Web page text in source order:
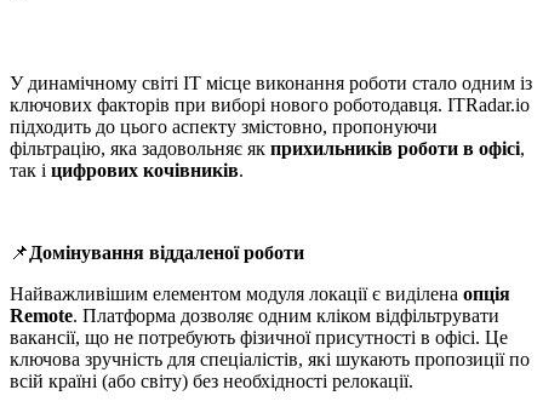
У динамічному світі IT місце виконання роботи стало одним із
ключових факторів при виборі нового роботодавця. ITRadar.io
підходить до цього аспекту змістовно, пропонуючи
фільтрацію, яка задовольняє як прихильників роботи в офісі,
так і цифрових кочівників.
📌 Домінування віддаленої роботи
Найважливішим елементом модуля локації є виділена опція
Remote. Платформа дозволяє одним кліком відфільтрувати
вакансії, що не потребують фізичної присутності в офісі. Це
ключова зручність для спеціалістів, які шукають пропозиції по
всій країні (або світу) без необхідності релокації.